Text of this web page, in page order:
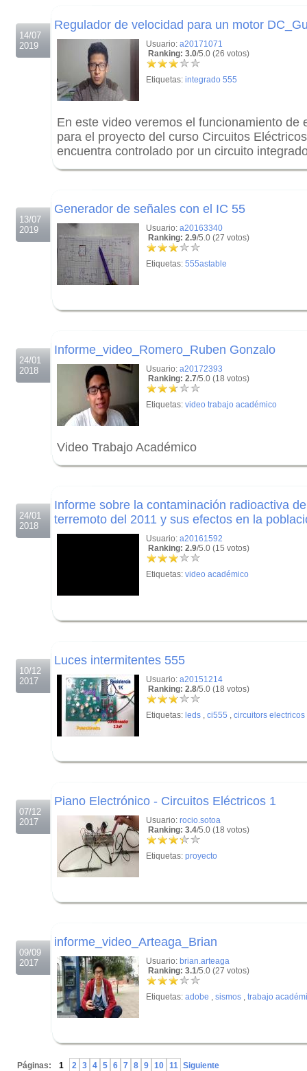
14/07
2019
Regulador de velocidad para un motor
Usuario: a20171071
Ranking: 3.0/5.0 (26 votos)
Etiquetas: integrado 555
En este video veremos el funcionamiento de
para el proyecto del curso Circuitos
encuentra controlado por un circuito
13/07
2019
Generador de señales con el IC 55
Usuario: a20163340
Ranking: 2.9/5.0 (27 votos)
Etiquetas: 555astable
24/01
2018
Informe_video_Romero_Ruben Gonzalo
Usuario: a20172393
Ranking: 2.7/5.0 (18 votos)
Etiquetas: video trabajo académico
Video Trabajo Académico
24/01
2018
Informe sobre la contaminación radioactiva
terremoto del 2011 y sus efectos en la
Usuario: a20161592
Ranking: 2.9/5.0 (15 votos)
Etiquetas: video académico
10/12
2017
Luces intermitentes 555
Usuario: a20151214
Ranking: 2.8/5.0 (18 votos)
Etiquetas: leds , ci555 , circuitors electricos
07/12
2017
Piano Electrónico - Circuitos Eléctricos 1
Usuario: rocio.sotoa
Ranking: 3.4/5.0 (18 votos)
Etiquetas: proyecto
09/09
2017
informe_video_Arteaga_Brian
Usuario: brian.arteaga
Ranking: 3.1/5.0 (27 votos)
Etiquetas: adobe , sismos , trabajo
Páginas: 1 2 3 4 5 6 7 8 9 10 11 Siguiente